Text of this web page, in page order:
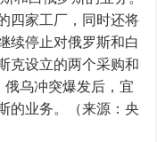
四家工厂，同时还将
续停止对俄罗斯和白
克设立的两个采购和
乌冲突爆发后，宜
的业务。（来源：央